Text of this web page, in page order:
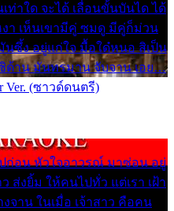
ท่าใด จะได้ เลื่อนขั้นบันได ได้
งา เห็นเขามีคู่ ซมดู มีคู่ก็ม่วน
นซึ้ง อยู่แก่ใจ มื้อใด๋หนอ สิเป็น
ซิด้าน มันทรมาน จับจาน เอย…
Ver. (ซาวด์ดนตรี)
ปก่อน หัวใจอาวรณ์ มาซ่อน อยู่
ส่งยิ้ม ให้คนไปทั่ว แต่เรา เฝ้า
จาน ในเมื่อ เจ้าสาว คือคน